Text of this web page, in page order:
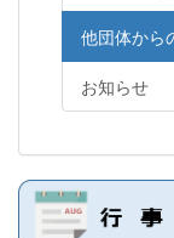
他団体から
お知らせ